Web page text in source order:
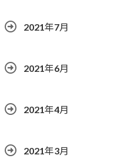
2021年7月
2021年6月
2021年4月
2021年3月